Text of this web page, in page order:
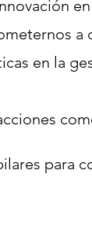
a
en la
para